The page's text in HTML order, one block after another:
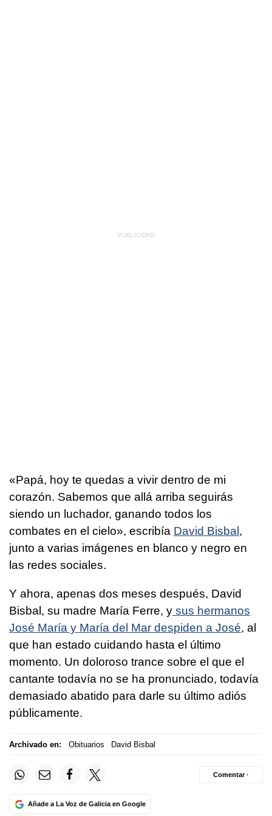
«Papá, hoy te quedas a vivir dentro de mi
corazón. Sabemos que allá arriba seguirás
siendo un luchador, ganando todos los
combates en el cielo», escribía David Bisbal ,
junto a varias imágenes en blanco y negro en
las redes sociales.
Y ahora, apenas dos meses después, David
Bisbal, su madre María Ferre, y sus hermanos
José María y María del Mar despiden a José, al
que han estado cuidando hasta el último
momento. Un doloroso trance sobre el que el
cantante todavía no se ha pronunciado, todavía
demasiado abatido para darle su último adiós
públicamente.
Archivado en: Obituarios David Bisbal
Añade a La Voz de Galicia en Google
Comentar ·